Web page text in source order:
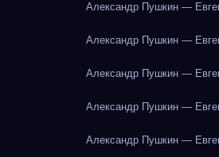
Александр Пушкин —
Александр Пушкин —
Александр Пушкин —
Александр Пушкин —
Александр Пушкин —